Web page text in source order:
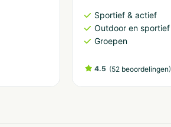
Sportief & actief
Outdoor en sportief
Groepen
4.5 (52 beoordelingen)